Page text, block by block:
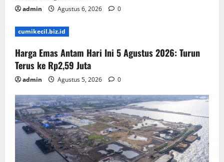
admin Agustus 6, 2026 0
cumikecil.biz.id
Harga Emas Antam Hari Ini 5 Agustus 2026: Turun
Terus ke Rp2,59 Juta
admin Agustus 5, 2026 0